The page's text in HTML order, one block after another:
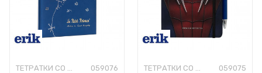
ТЕТРАТКИ СО ТВРДИ КОРИЦИ 059076 ТЕТРАТКИ СО ТВРДИ КОРИЦИ 059075